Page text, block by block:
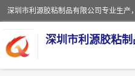
深圳市利源胶粘制